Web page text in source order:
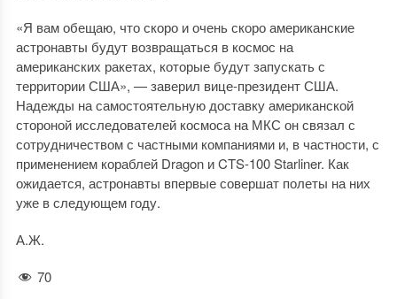
«Я вам обещаю, что скоро и очень скоро американские
астронавты будут возвращаться в космос на
американских ракетах, которые будут запускать с
территории США», — заверил вице-президент США.
Надежды на самостоятельную доставку американской
стороной исследователей космоса на МКС он связал с
сотрудничеством с частными компаниями и, в частности, с
применением кораблей Dragon и CTS-100 Starliner. Как
ожидается, астронавты впервые совершат полеты на них
уже в следующем году.
А.Ж.
70